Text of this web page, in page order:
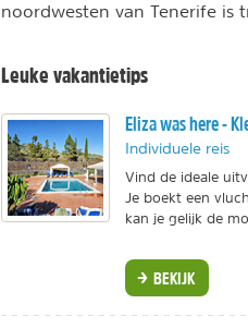
noordwesten van Tenerife is
Leuke vakantietips
Eliza was here -
Individuele reis
Vind de ideale
Je boekt een
kan je gelijk de
BEKIJK